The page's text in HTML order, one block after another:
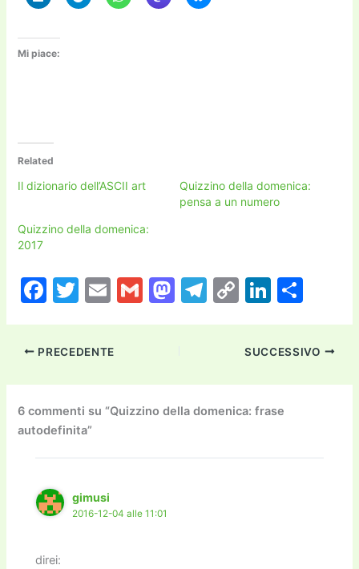
Mi piace:
Related
Il dizionario dell’ASCII art
Quizzino della domenica:
pensa a un numero
Quizzino della domenica:
2017
F
c
e
b
o
o
k
T
itt
er
E
ai
l
G
M
d
o
T
a
m
C
p
y
Li
n
Li
k
e
dI
n
n
di
vi
PRECEDENTE SUCCESSIVO
6 commenti su “Quizzino della domenica: frase
autodefinita”
gimusi
2016-12-04 alle 11:01
direi: